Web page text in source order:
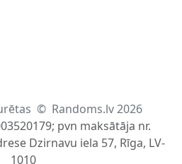
© Randoms.lv 2026
pvn maksātāja nr.
Dzirnavu iela 57, Rīga, LV-
1010